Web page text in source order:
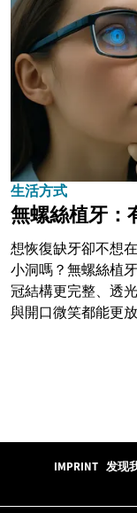
生活方式
無螺絲植牙：
想恢復缺牙卻不想
小洞嗎？無螺絲植
冠結構更完整、透
與開口微笑都能更
IMPRINT 发现